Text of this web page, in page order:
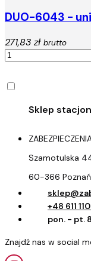
DUO-6043 -
271,83 zł brutto
Szamotulska
60-366 Poznań
+48 611
pon. - pt.